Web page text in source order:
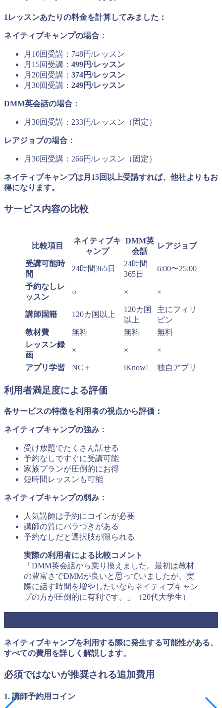
1レッスンあたりの料金を計算してみました：
ネイティブキャンプの場合：
月10回受講：748円/レッスン
月15回受講： 499円/レッスン
月20回受講： 374円/レッスン
月30回受講： 249円/レッスン
DMM英会話の場合：
月30回受講：233円/レッスン（固定）
レアジョブの場合：
月30回受講：266円/レッスン（固定）
ネイティブキャンプは月15回以上受講すれば、他社よりもお
得になります。
サービス内容の比較
比較項目
ネイティブキ
ャンプ
DMM英
会話
レアジョブ
受講可能時
間
24時間365日
24時間
365日
6:00〜25:00
予約なしレ
ッスン
○ × ×
講師国籍 120カ国以上
120カ国
以上
主にフィリ
ピン
教材費
無料 無料
無料
レッスン録
画
× × ×
アプリ学習 NC＋ iKnow! 独自アプリ
利用者満足度による評価
各サービスの特徴を利用者の視点から評価：
ネイティブキャンプの強み：
受け放題でたくさん話せる
予約なしですぐに受講可能
家族プランが圧倒的にお得
短時間レッスンも可能
ネイティブキャンプの弱み：
人気講師は予約にコインが必要
講師の質にバラつきがある
予約なしだと選択肢が限られる
実際の利用者による比較コメント
「DMM英会話から乗り換えました。最初は教材
の豊富さでDMMが良いと思っていましたが、実
際に話す時間を増やしたいならネイティブキャン
プの方が圧倒的に有利です。」（20代大学生）
ネイティブキャンプを利用する際に発生する可能性がある、
すべての費用を詳しく解説します。
必須ではないが推奨される追加費用
1. 講師予約用コイン